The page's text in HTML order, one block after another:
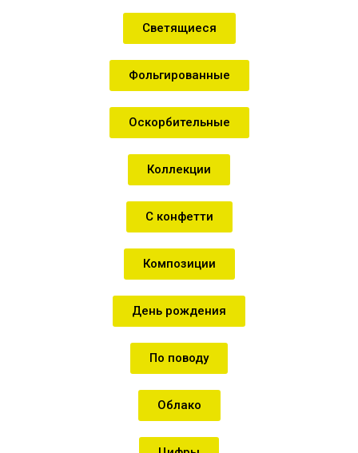
Светящиеся
Фольгированные
Оскорбительные
Коллекции
С конфетти
Композиции
День рождения
По поводу
Облако